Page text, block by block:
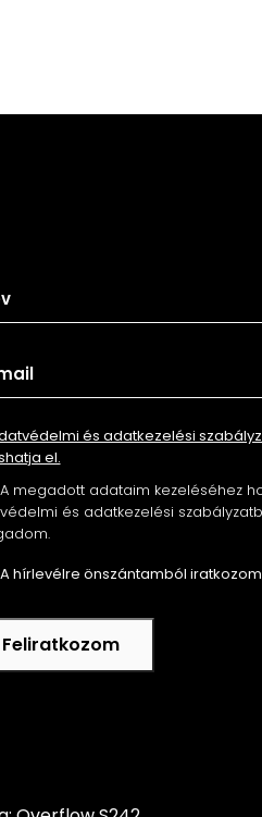
és adatkezelési
el.
A megadott adataim kezeléséhez
és adatkezelési szabályzatban
A hírlevélre önszántamból
Feliratkozom